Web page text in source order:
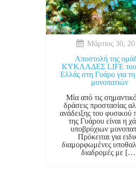
Μάρτιος 30,
Αποστολή της
ΚΥΚΛΑΔΕΣ LIFE
Ελλάς στη Γυάρο για
μονοπατιών
Μία από τις
δράσεις προστασίας
ανάδειξης του φυσικού
της Γυάρου είναι η
υποβρύχιων
Πρόκειται για
διαμορφωμένες
διαδρομές με